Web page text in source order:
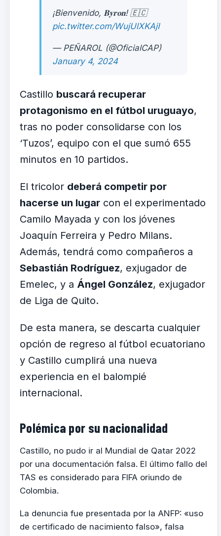
¡Bienvenido, 𝐁𝐲𝐫𝐨𝐧! 🇪🇨
pic.twitter.com/WujUlXKAjI
— PEÑAROL (@OficialCAP)
January 4, 2024
Castillo buscará recuperar
protagonismo en el fútbol uruguayo,
tras no poder consolidarse con los
‘Tuzos’, equipo con el que sumó 655
minutos en 10 partidos.
El tricolor deberá competir por
hacerse un lugar con el experimentado
Camilo Mayada y con los jóvenes
Joaquín Ferreira y Pedro Milans.
Además, tendrá como compañeros a
Sebastián Rodríguez, exjugador de
Emelec, y a Ángel González, exjugador
de Liga de Quito.
De esta manera, se descarta cualquier
opción de regreso al fútbol ecuatoriano
y Castillo cumplirá una nueva
experiencia en el balompié
internacional.
Polémica por su nacionalidad
Castillo, no pudo ir al Mundial de Qatar 2022
por una documentación falsa. El último fallo del
TAS es considerado para FIFA oriundo de
Colombia.
La denuncia fue presentada por la ANFP: «uso
de certificado de nacimiento falso», falsa